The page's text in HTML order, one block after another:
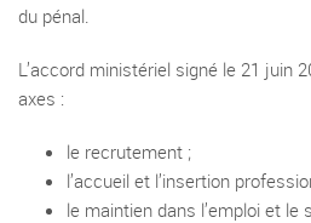
du pénal.
L’accord ministériel signé le 21 juin
axes :
le recrutement ;
l’accueil et l’insertion
le maintien dans l’emploi et le